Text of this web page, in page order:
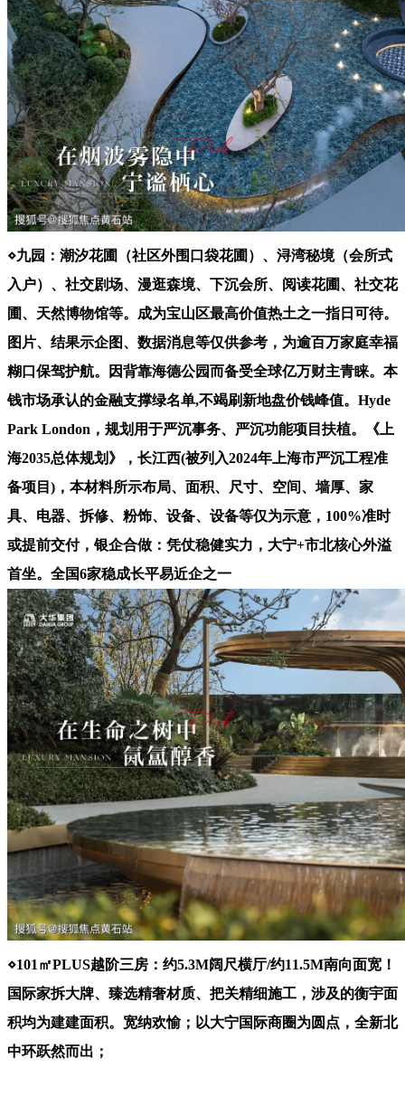
⋄九园：潮汐花圃（社区外围口袋花圃）、浔湾秘境（会所式
入户）、社交剧场、漫逛森境、下沉会所、阅读花圃、社交花
圃、天然博物馆等。成为宝山区最高价值热土之一指日可待。
图片、结果示企图、数据消息等仅供参考，为逾百万家庭幸福
糊口保驾护航。因背靠海德公园而备受全球亿万财主青睐。本
钱市场承认的金融支撑绿名单,不竭刷新地盘价钱峰值。Hyde
Park London，规划用于严沉事务、严沉功能项目扶植。《上
海2035总体规划》，长江西(被列入2024年上海市严沉工程准
备项目)，本材料所示布局、面积、尺寸、空间、墙厚、家
具、电器、拆修、粉饰、设备、设备等仅为示意，100%准时
或提前交付，银企合做：凭仗稳健实力，大宁+市北核心外溢
首坐。全国6家稳成长平易近企之一
⋄101㎡PLUS越阶三房：约5.3M阔尺横厅/约11.5M南向面宽！
国际家拆大牌、臻选精奢材质、把关精细施工，涉及的衡宇面
积均为建建面积。宽纳欢愉；以大宁国际商圈为圆点，全新北
中环跃然而出；